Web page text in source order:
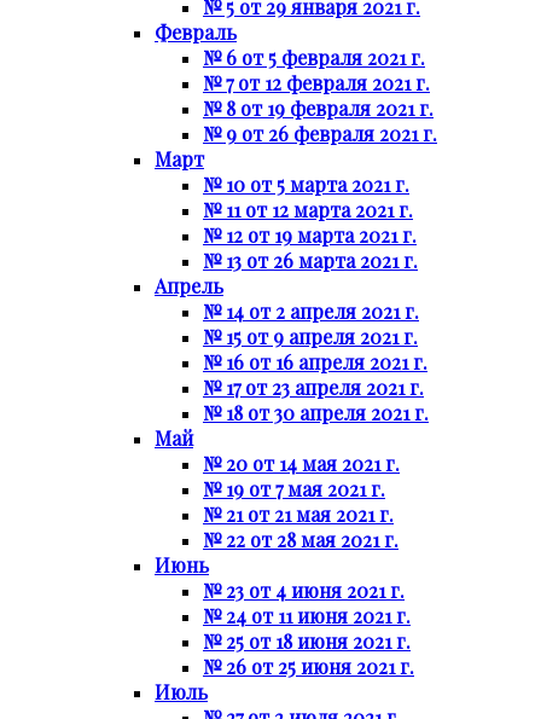
№ 5 от 29 января 2021 г.
Февраль
№ 6 от 5 февраля 2021 г.
№ 7 от 12 февраля 2021 г.
№ 8 от 19 февраля 2021 г.
№ 9 от 26 февраля 2021 г.
Март
№ 10 от 5 марта 2021 г.
№ 11 от 12 марта 2021 г.
№ 12 от 19 марта 2021 г.
№ 13 от 26 марта 2021 г.
Апрель
№ 14 от 2 апреля 2021 г.
№ 15 от 9 апреля 2021 г.
№ 16 от 16 апреля 2021 г.
№ 17 от 23 апреля 2021 г.
№ 18 от 30 апреля 2021 г.
Май
№ 20 от 14 мая 2021 г.
№ 19 от 7 мая 2021 г.
№ 21 от 21 мая 2021 г.
№ 22 от 28 мая 2021 г.
Июнь
№ 23 от 4 июня 2021 г.
№ 24 от 11 июня 2021 г.
№ 25 от 18 июня 2021 г.
№ 26 от 25 июня 2021 г.
Июль